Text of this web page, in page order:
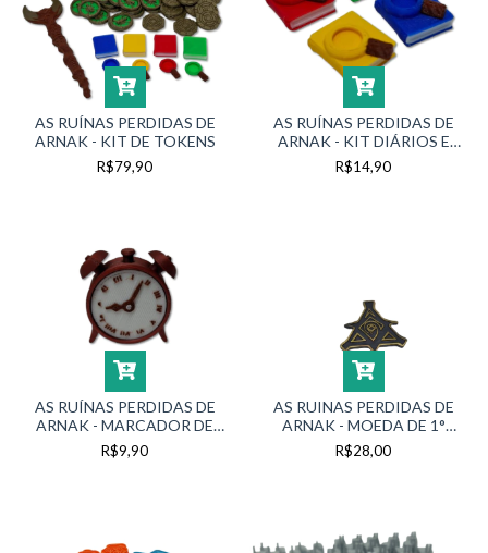
AS RUÍNAS PERDIDAS DE
ARNAK - KIT DE TOKENS
R$79,90
AS RUÍNAS PERDIDAS DE
ARNAK - KIT DIÁRIOS E
LUPAS
R$14,90
AS RUÍNAS PERDIDAS DE
ARNAK - MARCADOR DE
JOGADOR
R$9,90
AS RUINAS PERDIDAS DE
ARNAK - MOEDA DE 1°
JOGADOR
R$28,00